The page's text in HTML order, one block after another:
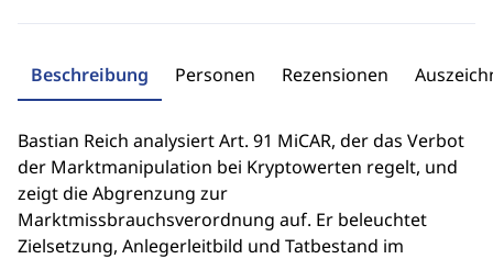
Beschreibung Personen Rezensionen
Bastian Reich analysiert Art. 91 MiCAR, der das Verbot
der Marktmanipulation bei Kryptowerten regelt, und
zeigt die Abgrenzung zur
Marktmissbrauchsverordnung auf. Er beleuchtet
Zielsetzung, Anlegerleitbild und Tatbestand im